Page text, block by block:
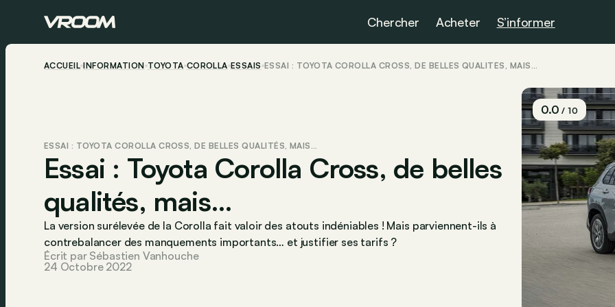
Chercher Acheter S’informer
ACCUEIL INFORMATION TOYOTA COROLLA ESSAIS ESSAI : TOYOTA COROLLA CROSS, DE BELLES QUALITÉS, MAIS…
ESSAI : TOYOTA COROLLA CROSS, DE BELLES QUALITÉS, MAIS…
Essai : Toyota Corolla Cross, de belles
qualités, mais…
La version surélevée de la Corolla fait valoir des atouts indéniables ! Mais parviennent-ils à
contrebalancer des manquements importants… et justifier ses tarifs ?
Écrit par Sébastien Vanhouche
24 Octobre 2022
0.0/ 10